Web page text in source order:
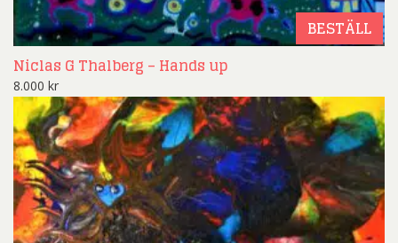
BESTÄLL
Niclas G Thalberg – Hands up
8.000 kr